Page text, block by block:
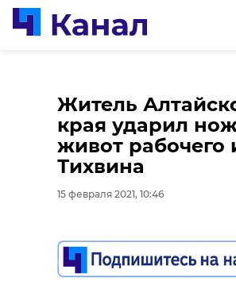
Житель
края ударил
живот рабочего
Тихвина
15 февраля 2021, 10:46
Механик из
избил своего
в подъезде
дома
15 февраля 2021, 10:23